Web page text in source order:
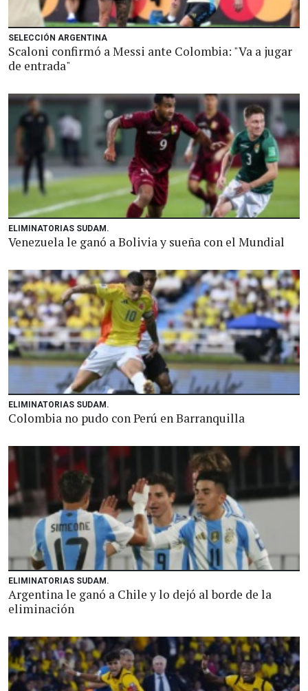
SELECCIÓN ARGENTINA
Scaloni confirmó a Messi ante Colombia: "Va a jugar
de entrada"
ELIMINATORIAS SUDAM.
Venezuela le ganó a Bolivia y sueña con el Mundial
ELIMINATORIAS SUDAM.
Colombia no pudo con Perú en Barranquilla
ELIMINATORIAS SUDAM.
Argentina le ganó a Chile y lo dejó al borde de la
eliminación